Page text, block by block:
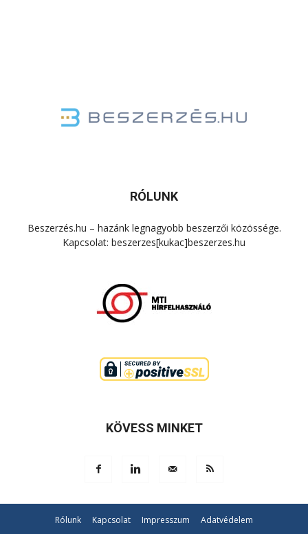
RÓLUNK
Beszerzés.hu – hazánk legnagyobb beszerzői közössége.
Kapcsolat: beszerzes[kukac]beszerzes.hu
KÖVESS MINKET
Rólunk Kapcsolat Impresszum Adatvédelem